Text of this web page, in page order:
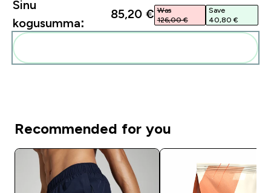
Sinu
kogusumma:
85,20 €‎ Was
126,00 €‎
Save
40,80 €‎
Recommended for you